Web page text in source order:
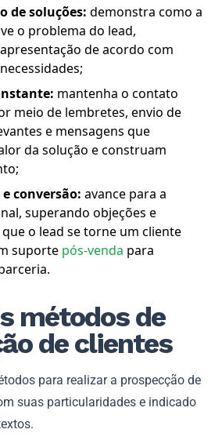
de soluções: demonstra como a
o problema do lead,
de acordo com
mantenha o contato
meio de lembretes, envio de
e mensagens que
da solução e construam
conversão: avance para a
superando objeções e
o lead se torne um cliente
suporte pós-venda para
métodos de
de clientes
para realizar a prospecção de
suas particularidades e indicado